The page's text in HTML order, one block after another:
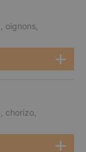
oignons,
chorizo,